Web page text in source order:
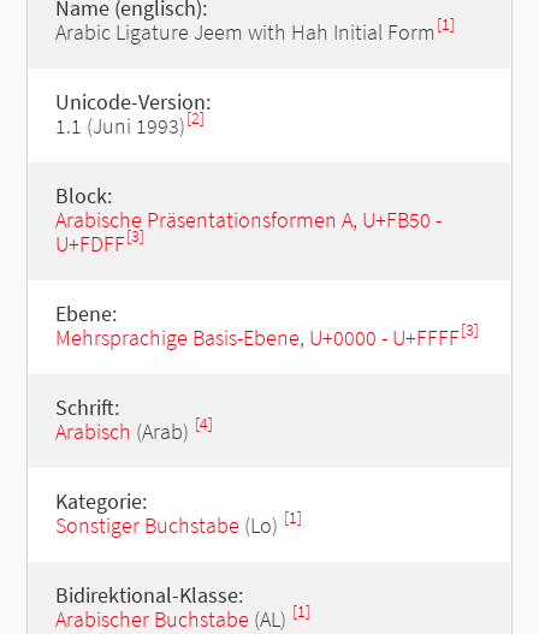
Name (englisch):
Arabic Ligature Jeem with Hah Initial Form [1]
Unicode-Version:
1.1 (Juni 1993)[2]
Block:
Arabische Präsentationsformen A, U+FB50 -
U+FDFF[3]
Ebene:
Mehrsprachige Basis-Ebene, U+0000 - U+FFFF[3]
Schrift:
Arabisch (Arab) [4]
Kategorie:
Sonstiger Buchstabe (Lo) [1]
Bidirektional-Klasse:
Arabischer Buchstabe (AL) [1]